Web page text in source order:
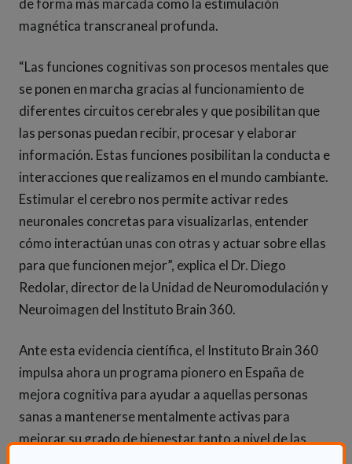
de forma más marcada como la estimulación
magnética transcraneal profunda.
“Las funciones cognitivas son procesos mentales que
se ponen en marcha gracias al funcionamiento de
diferentes circuitos cerebrales y que posibilitan que
las personas puedan recibir, procesar y elaborar
información. Estas funciones posibilitan la conducta e
interacciones que realizamos en el mundo cambiante.
Estimular el cerebro nos permite activar redes
neuronales concretas para visualizarlas, entender
cómo interactúan unas con otras y actuar sobre ellas
para que funcionen mejor”, explica el Dr. Diego
Redolar, director de la Unidad de Neuromodulación y
Neuroimagen del Instituto Brain 360.
Ante esta evidencia científica, el Instituto Brain 360
impulsa ahora un programa pionero en España de
mejora cognitiva para ayudar a aquellas personas
sanas a mantenerse mentalmente activas para
mejorar su grado de bienestar tanto a nivel de las